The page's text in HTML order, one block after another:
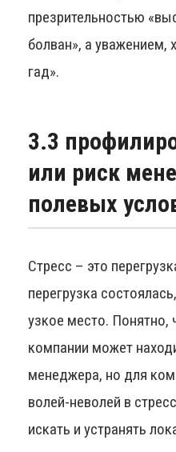
презрительностью
болван», а уважением,
гад».
3.3
или риск
полевых
Стресс – это
перегрузка
узкое место. Понятно,
компании может
менеджера, но для
волей-неволей в
искать и устранять